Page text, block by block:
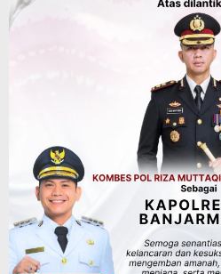
45 Pramuka
Jamnas XII Cibubur,
Peserta Berkebutuhan
Aksi Hijau di Desa
Ratusan Pohon
Sampah Terkumpul
dengan Sembako
Agustus 9, 2026